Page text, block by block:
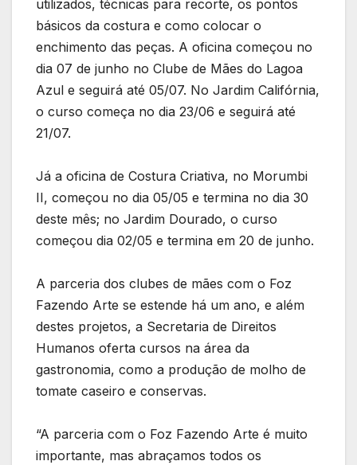
utilizados, técnicas para recorte, os pontos
básicos da costura e como colocar o
enchimento das peças. A oficina começou no
dia 07 de junho no Clube de Mães do Lagoa
Azul e seguirá até 05/07. No Jardim Califórnia,
o curso começa no dia 23/06 e seguirá até
21/07.
Já a oficina de Costura Criativa, no Morumbi
II, começou no dia 05/05 e termina no dia 30
deste mês; no Jardim Dourado, o curso
começou dia 02/05 e termina em 20 de junho.
A parceria dos clubes de mães com o Foz
Fazendo Arte se estende há um ano, e além
destes projetos, a Secretaria de Direitos
Humanos oferta cursos na área da
gastronomia, como a produção de molho de
tomate caseiro e conservas.
“A parceria com o Foz Fazendo Arte é muito
importante, mas abraçamos todos os